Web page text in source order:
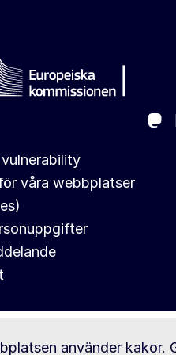
använder kakor.
våra webbplatser